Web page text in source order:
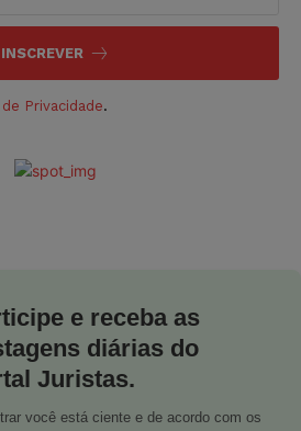
INSCREVER
Privacidade.
e receba as
diárias do
Juristas.
você está ciente e de acordo com os